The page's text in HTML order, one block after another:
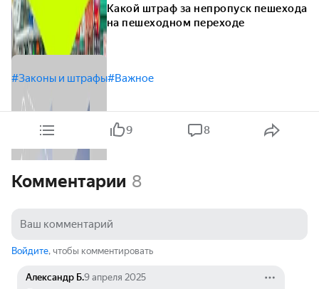
Какой штраф за непропуск пешехода
на пешеходном переходе
#Законы и штрафы#Важное
9 8
Комментарии 8
Войдите, чтобы комментировать
Александр Б.9 апреля 2025